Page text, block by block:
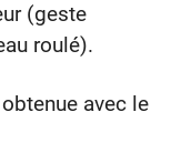
(geste
roulé).
avec le